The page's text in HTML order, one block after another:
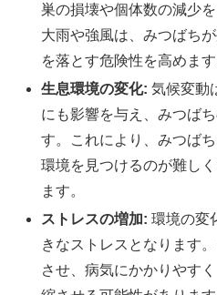
巣の損壊や個体数の減少
大雨や強風は、みつばち
を落とす危険性を高めます
生息環境の変化: 気候変動
にも影響を与え、みつば
す。これにより、みつば
環境を見つけるのが難し
ます。
ストレスの増加: 環境の変
きなストレスとなります
させ、病気にかかりやす